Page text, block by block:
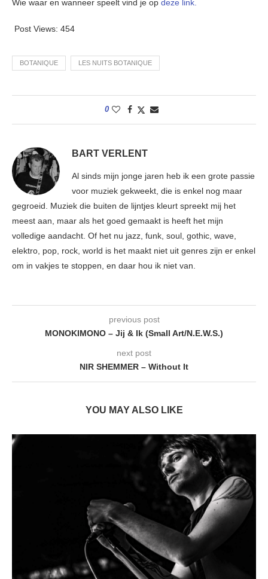
Wie waar en wanneer speelt vind je op deze link.
Post Views: 454
BOTANIQUE LES NUITS BOTANIQUE
0
BART VERLENT
Al sinds mijn jonge jaren heb ik een grote passie
voor muziek gekweekt, die is enkel nog maar
gegroeid. Muziek die buiten de lijntjes kleurt spreekt mij het
meest aan, maar als het goed gemaakt is heeft het mijn
volledige aandacht. Of het nu jazz, funk, soul, gothic, wave,
elektro, pop, rock, world is het maakt niet uit genres zijn er enkel
om in vakjes te stoppen, en daar hou ik niet van.
previous post
MONOKIMONO – Jij & Ik (Small Art/N.E.W.S.)
next post
NIR SHEMMER – Without It
YOU MAY ALSO LIKE